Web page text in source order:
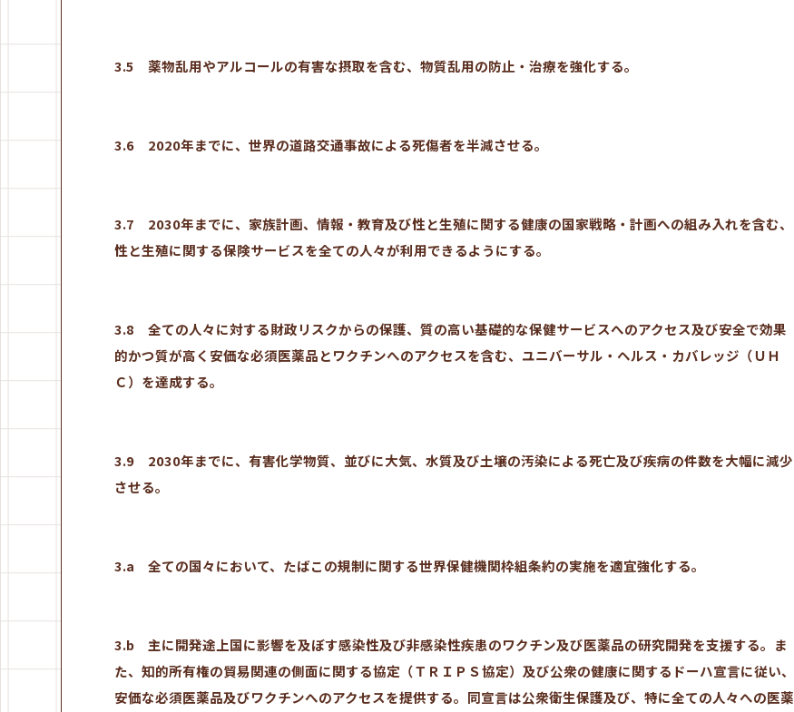
3.5 薬物乱用やアルコールの有害な摂取を含む、物質乱用の防止・治療を強化する。
3.6 2020年までに、世界の道路交通事故による死傷者を半減させる。
3.7 2030年までに、家族計画、情報・教育及び性と生殖に関する健康の国家戦略・計画への組み入れを含む、
性と生殖に関する保険サービスを全ての人々が利用できるようにする。
3.8 全ての人々に対する財政リスクからの保護、質の高い基礎的な保健サービスへのアクセス及び安全で効果
的かつ質が高く安価な必須医薬品とワクチンへのアクセスを含む、ユニバーサル・ヘルス・カバレッジ（ＵＨ
Ｃ）を達成する。
3.9 2030年までに、有害化学物質、並びに大気、水質及び土壌の汚染による死亡及び疾病の件数を大幅に減少
させる。
3.a 全ての国々において、たばこの規制に関する世界保健機関枠組条約の実施を適宜強化する。
3.b 主に開発途上国に影響を及ぼす感染性及び非感染性疾患のワクチン及び医薬品の研究開発を支援する。ま
た、知的所有権の貿易関連の側面に関する協定（ＴＲＩＰＳ協定）及び公衆の健康に関するドーハ宣言に従い、
安価な必須医薬品及びワクチンへのアクセスを提供する。同宣言は公衆衛生保護及び、特に全ての人々への医薬